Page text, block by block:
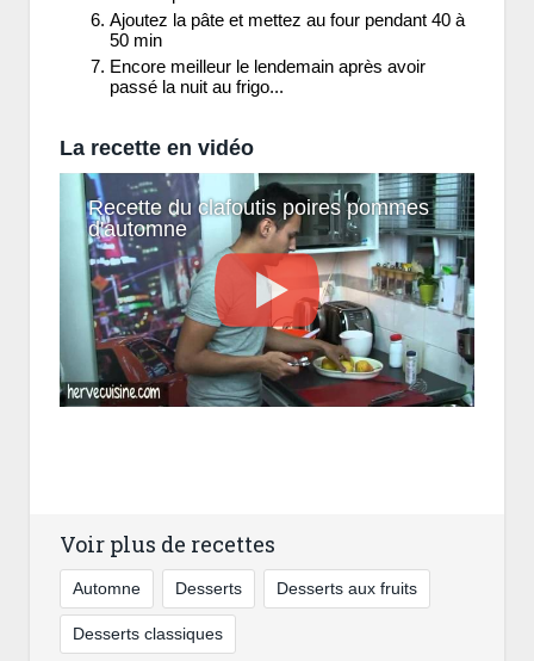
Ajoutez la pâte et mettez au four pendant 40 à
50 min
Encore meilleur le lendemain après avoir
passé la nuit au frigo...
La recette en vidéo
Recette du clafoutis poires pommes
d'automne
Voir plus de recettes
Automne Desserts Desserts aux fruits
Desserts classiques